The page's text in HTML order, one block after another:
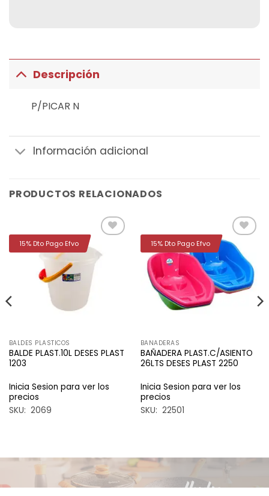
Descripción
P/PICAR N
Información adicional
PRODUCTOS RELACIONADOS
lista de
BALDES PLASTICOS
BALDE PLAST.10L DESES PLAST
1203
Inicia Sesion para ver los
precios
SKU: 2069
15% Dto Pago Efvo
Añadir
a la
lista de
deseos
BANADERAS
BAÑADERA PLAST.C/ASIENTO
26LTS DESES PLAST 2250
Inicia Sesion para ver los
precios
SKU: 22501
15% Dto Pago Efvo